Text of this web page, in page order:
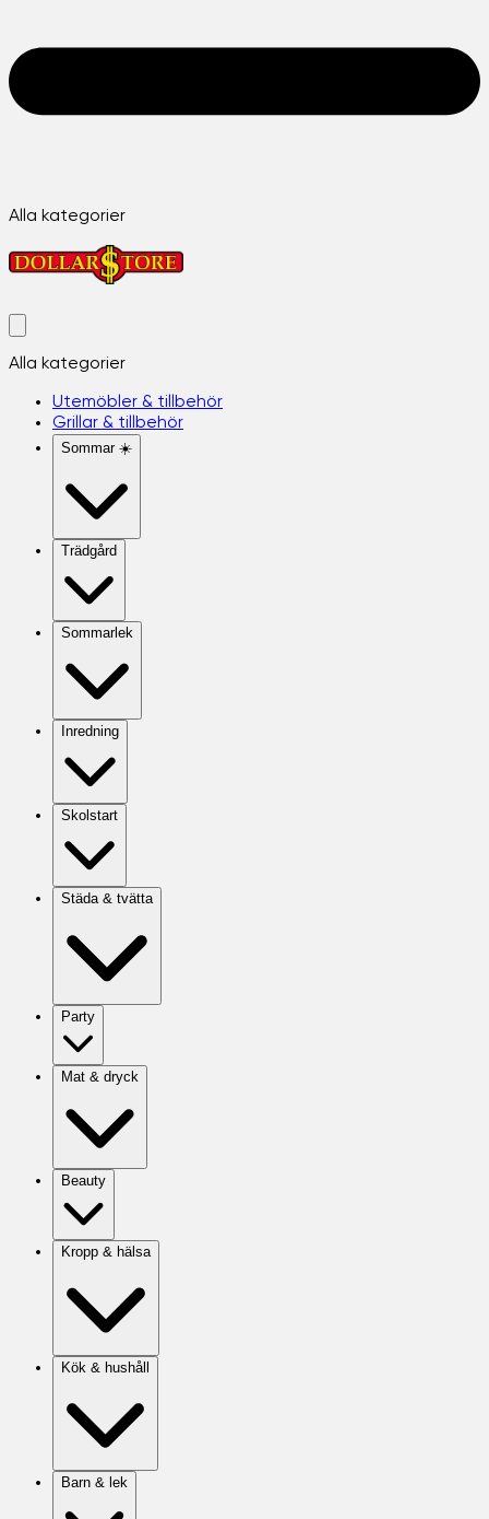
Alla kategorier
Alla kategorier
Utemöbler & tillbehör
Grillar & tillbehör
Sommar ☀️
Trädgård
Sommarlek
Inredning
Skolstart
Städa & tvätta
Party
Mat & dryck
Beauty
Kropp & hälsa
Kök & hushåll
Barn & lek